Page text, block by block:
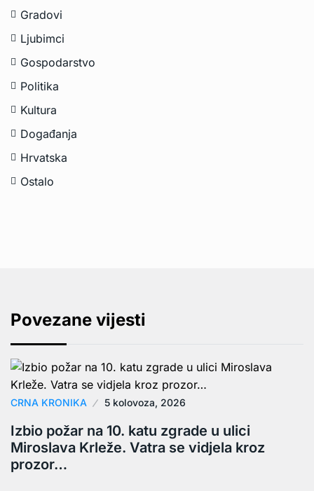
Gradovi
Ljubimci
Gospodarstvo
Politika
Kultura
Događanja
Hrvatska
Ostalo
Povezane vijesti
CRNA KRONIKA 5 kolovoza, 2026
Izbio požar na 10. katu zgrade u ulici
Miroslava Krleže. Vatra se vidjela kroz
prozor…